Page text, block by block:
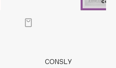
CONSLY